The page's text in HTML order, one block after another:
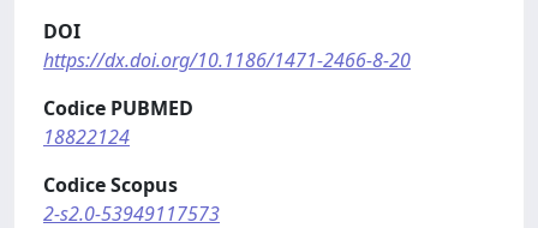
DOI
https://dx.doi.org/10.1186/1471-2466-8-20
Codice PUBMED
18822124
Codice Scopus
2-s2.0-53949117573